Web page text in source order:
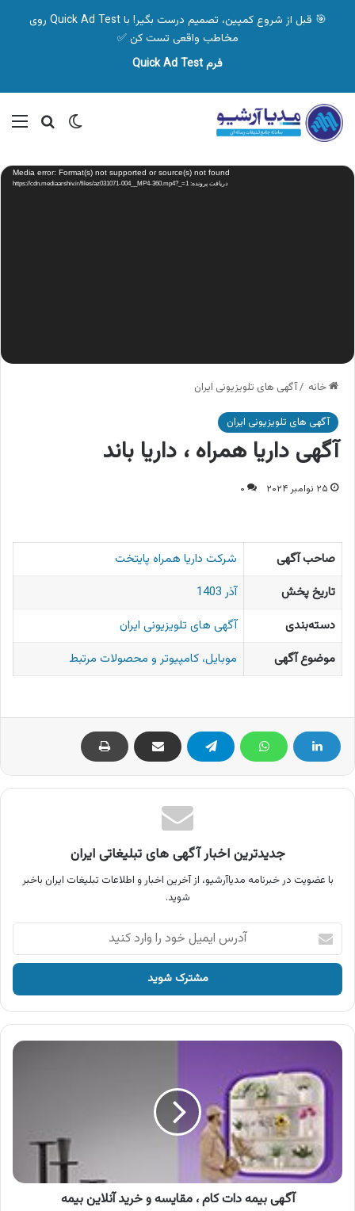
🎯 قبل از شروع کمپین، تصمیم درست بگیر! با Quick Ad Test روی
مخاطب واقعی تست کن ✅
فرم Quick Ad Test
تغییر پوسته
نمایشگر
ویدیو Media error: Format(s) not supported or source(s) not found
دریافت پرونده: https://cdn.mediaarshiv.ir/files/az031071-004__MP4-360.mp4?_=1
خانه /آگهی های تلویزیونی ایران
آگهی های تلویزیونی ایران
آگهی داریا همراه ، داریا باند
۲۵ نوامبر ۲۰۲۴ ۰
صاحب آگهی
شرکت داریا همراه پایتخت
تاریخ پخش
آذر 1403
دسته‌بندی
آگهی های تلویزیونی ایران
موضوع آگهی
موبایل، کامپیوتر و محصولات مرتبط
جدیدترین اخبار آگهی های تبلیغاتی ایران
با عضویت در خبرنامه مدیاآرشیو، از آخرین اخبار و اطلاعات تبلیغات ایران باخبر
شوید.
آدرس
ایمیل
خود
وارد
کنید
آگهی
دات
مقایسه
خرید
آنلاین
آگهی بیمه دات کام ، مقایسه و خرید آنلاین بیمه